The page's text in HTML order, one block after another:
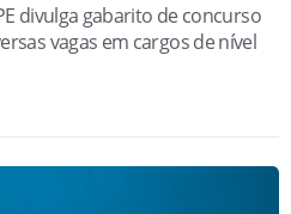
divulga gabarito de concurso
vagas em cargos de nível